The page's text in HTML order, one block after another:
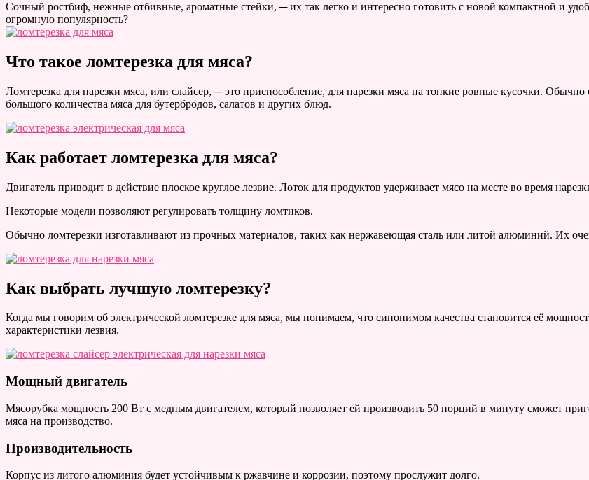
Сочный ростбиф, нежные отбивные, ароматные стейки, ─ их так легко и интересно готовить с новой компактной и
огромную популярность?
Что такое ломтерезка для мяса?
Ломтерезка для нарезки мяса, или слайсер, ─ это приспособление, для нарезки мяса на тонкие ровные кусочки.
большого количества мяса для бутербродов, салатов и других блюд.
Как работает ломтерезка для мяса?
Двигатель приводит в действие плоское круглое лезвие. Лоток для продуктов удерживает мясо на месте во время
Некоторые модели позволяют регулировать толщину ломтиков.
Обычно ломтерезки изготавливают из прочных материалов, таких как нержавеющая сталь или литой алюминий. Их
Как выбрать лучшую ломтерезку?
Когда мы говорим об электрической ломтерезке для мяса, мы понимаем, что синонимом качества становится её
характеристики лезвия.
Мощный двигатель
Мясорубка мощность 200 Вт с медным двигателем, который позволяет ей производить 50 порций в минуту сможет
мяса на производство.
Производительность
Корпус из литого алюминия будет устойчивым к ржавчине и коррозии, поэтому прослужит долго.